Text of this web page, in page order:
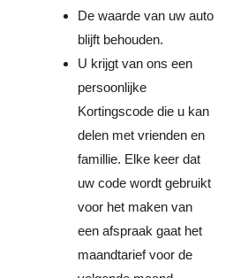
De waarde van uw auto
blijft behouden.
U krijgt van ons een
persoonlijke
Kortingscode die u kan
delen met vrienden en
famillie. Elke keer dat
uw code wordt gebruikt
voor het maken van
een afspraak gaat het
maandtarief voor de